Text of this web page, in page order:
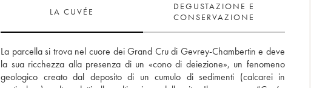
LA CUVÉE
DEGUSTAZIONE E
CONSERVAZIONE
La parcella si trova nel cuore dei Grand Cru di Gevrey-Chambertin e deve
la sua ricchezza alla presenza di un «cono di deiezione», un fenomeno
geologico creato dal deposito di un cumulo di sedimenti (calcarei in